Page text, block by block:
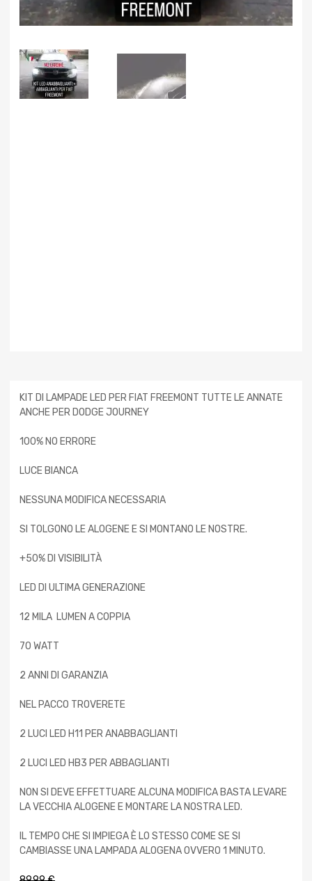
KIT DI LAMPADE LED PER FIAT FREEMONT TUTTE LE ANNATE
ANCHE PER DODGE JOURNEY
100% NO ERRORE
LUCE BIANCA
NESSUNA MODIFICA NECESSARIA
SI TOLGONO LE ALOGENE E SI MONTANO LE NOSTRE.
+50% DI VISIBILITÀ
LED DI ULTIMA GENERAZIONE
12 MILA LUMEN A COPPIA
70 WATT
2 ANNI DI GARANZIA
NEL PACCO TROVERETE
2 LUCI LED H11 PER ANABBAGLIANTI
2 LUCI LED HB3 PER ABBAGLIANTI
NON SI DEVE EFFETTUARE ALCUNA MODIFICA BASTA LEVARE
LA VECCHIA ALOGENE E MONTARE LA NOSTRA LED.
IL TEMPO CHE SI IMPIEGA È LO STESSO COME SE SI
CAMBIASSE UNA LAMPADA ALOGENA OVVERO 1 MINUTO.